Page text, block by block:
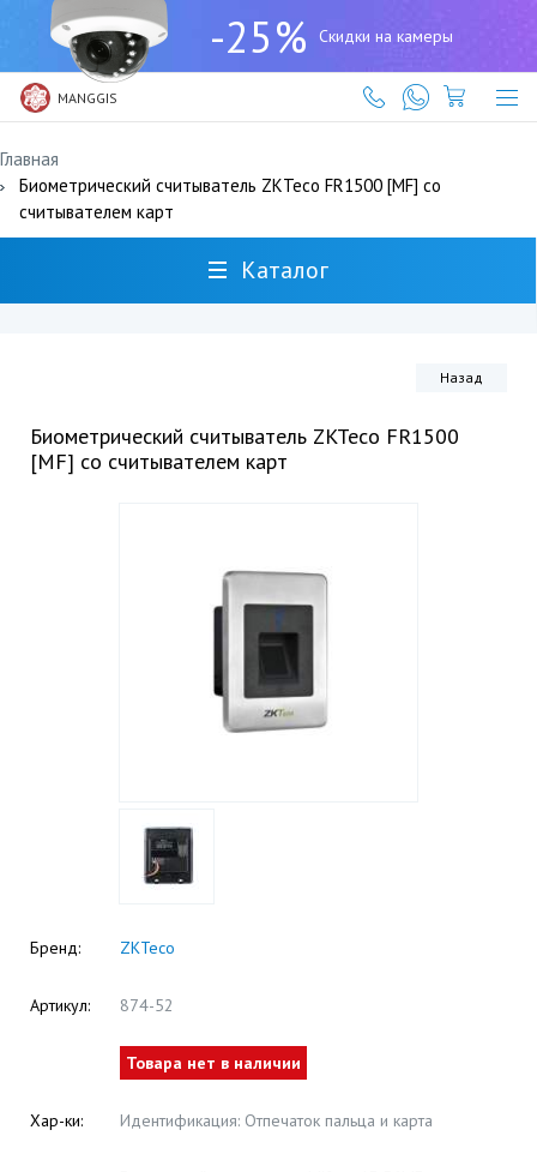
-25% Скидки на камеры
MANGGIS
(727)
317-
61-
61
Главная
Биометрический считыватель ZKTeco FR1500 [MF] со
считывателем карт
Каталог
Назад
Биометрический считыватель ZKTeco FR1500
[MF] со считывателем карт
Бренд: ZKTeco
Артикул: 874-52
Товара нет в наличии
Хар-ки: Идентификация: Отпечаток пальца и карта